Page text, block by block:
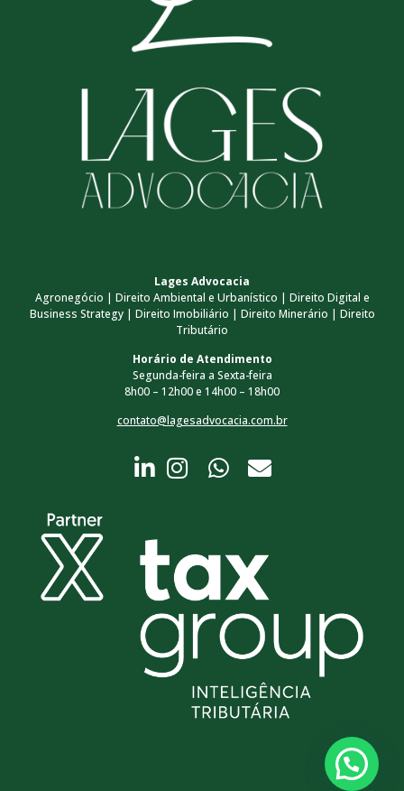
Lages Advocacia
Agronegócio | Direito Ambiental e Urbanístico | Direito Digital e
Business Strategy | Direito Imobiliário | Direito Minerário | Direito
Tributário
Horário de Atendimento
Segunda-feira a Sexta-feira
8h00 – 12h00 e 14h00 – 18h00
contato@lagesadvocacia.com.br